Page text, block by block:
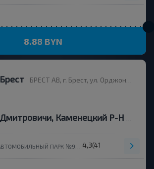
8.88 BYN
Брест БРЕСТ АВ, г. Брест, ул. Орджоникидзе, 12, Беларусь
4,3(411)